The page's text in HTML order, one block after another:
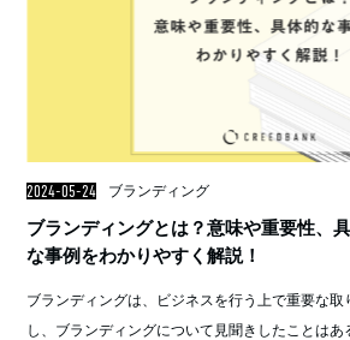
2024-05-24 ブランディング
ブランディングとは？意味や重要性、
な事例をわかりやすく解説！
ブランディングは、ビジネスを行う上で重要な
し、ブランディングについて見聞きしたことは